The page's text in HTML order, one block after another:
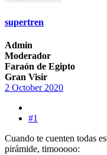
supertren
Admin
Moderador
Faraón de Egipto
Gran Visir
2 October 2020
#1
Cuando te cuenten todas
pirámide, timooooo: